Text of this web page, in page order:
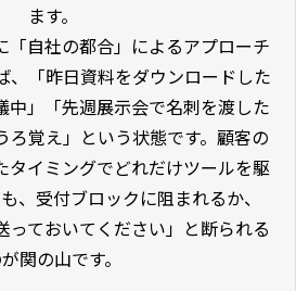
ます。
「自社の都合」によるアプローチ
、「昨日資料をダウンロードした
中」「先週展示会で名刺を渡した
ろ覚え」という状態です。顧客の
タイミングでどれだけツールを駆
、受付ブロックに阻まれるか、
っておいてください」と断られる
関の山です。